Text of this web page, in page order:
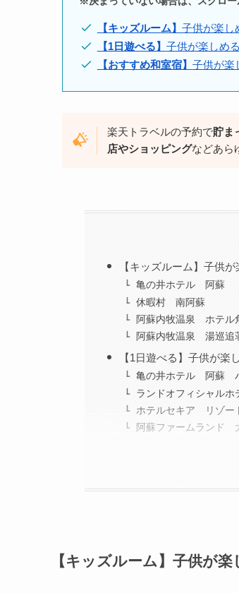
【キッズルーム】 子供が楽し
【1日遊べる】 子供が楽しめ
【おすすめ和室宿】 子供が楽
楽天トラベルの予約で貯ま
店やショッピングなどあら
【キッズルーム】子供
亀の井ホテル 阿蘇
休暇村 南阿蘇
阿蘇内牧温泉 ホテル
阿蘇内牧温泉 湯巡追
【1日遊べる】子供が楽
亀の井ホテル 阿蘇
ランドオフィシャル
ホテルセキア リゾー
阿蘇ファームランド
【キッズルーム】子供が